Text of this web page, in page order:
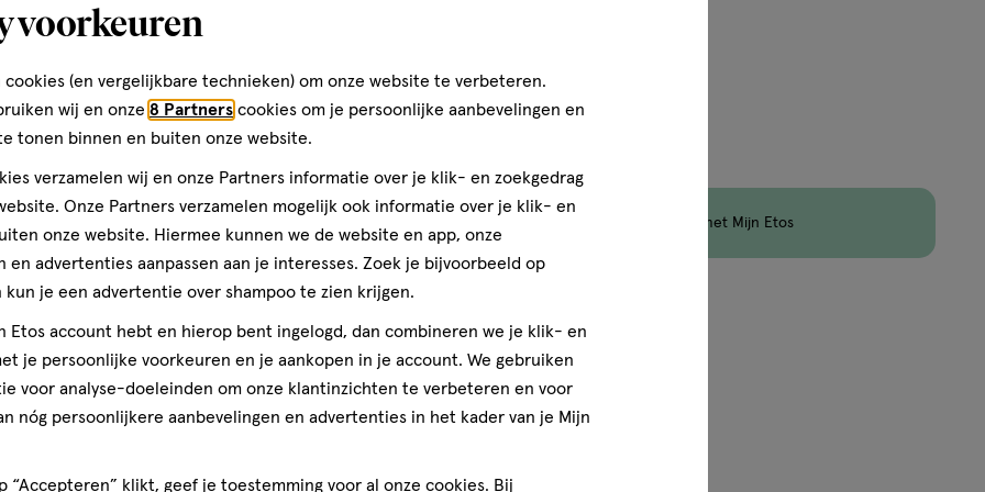
stuks
dragee
verhoog aantal met één,
op Etos Merk met Mijn Etos
voorkeuren
cookies (en vergelijkbare technieken) om onze website te verbeteren.
wij en onze 8 Partners cookies om je persoonlijke aanbevelingen en
tonen binnen en buiten onze website.
verzamelen wij en onze Partners informatie over je klik- en zoekgedrag
Onze Partners verzamelen mogelijk ook informatie over je klik- en
onze website. Hiermee kunnen we de website en app, onze
en advertenties aanpassen aan je interesses. Zoek je bijvoorbeeld op
kun je een advertentie over shampoo te zien krijgen.
Etos account hebt en hierop bent ingelogd, dan combineren we je klik- en
je persoonlijke voorkeuren en je aankopen in je account. We gebruiken
voor analyse-doeleinden om onze klantinzichten te verbeteren en voor
nóg persoonlijkere aanbevelingen en advertenties in het kader van je Mijn
“Accepteren” klikt, geef je toestemming voor al onze cookies. Bij